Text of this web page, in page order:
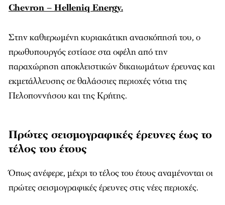
Chevron – Helleniq Energy.
Στην καθιερωμένη κυριακάτικη ανασκόπησή του, ο
πρωθυπουργός εστίασε στα οφέλη από την
παραχώρηση αποκλειστικών δικαιωμάτων έρευνας και
εκμετάλλευσης σε θαλάσσιες περιοχές νότια της
Πελοποννήσου και της Κρήτης.
Πρώτες σεισμογραφικές έρευνες έως το
τέλος του έτους
Όπως ανέφερε, μέχρι το τέλος του έτους αναμένονται οι
πρώτες σεισμογραφικές έρευνες στις νέες περιοχές.